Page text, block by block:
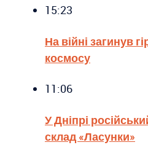
15:23
На війні загинув
космосу
11:06
У Дніпрі
склад «Ласунки»